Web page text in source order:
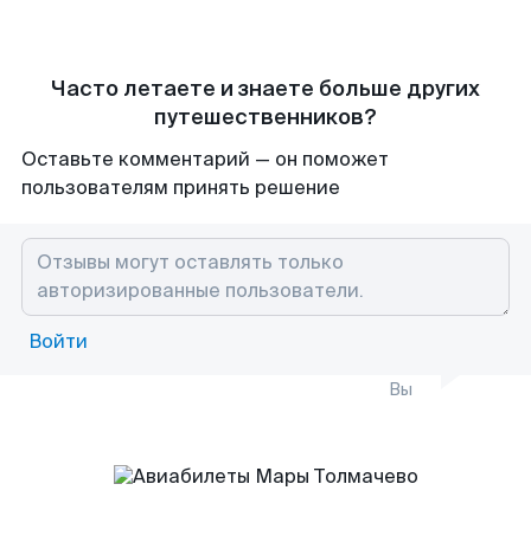
Часто летаете и знаете больше других
путешественников?
Оставьте комментарий — он поможет
пользователям принять решение
Войти
Вы